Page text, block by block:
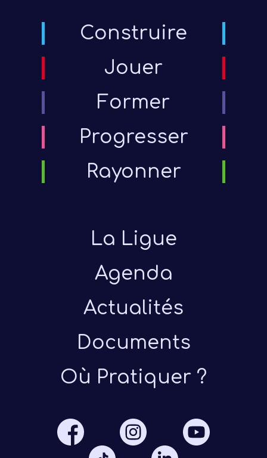
Construire
Jouer
Former
Progresser
Rayonner
La Ligue
Agenda
Actualités
Documents
Où Pratiquer ?